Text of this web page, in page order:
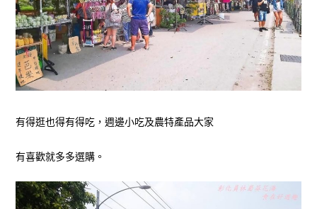
有得逛也得有得吃，週邊小吃及農特產品大家
有喜歡就多多選購。